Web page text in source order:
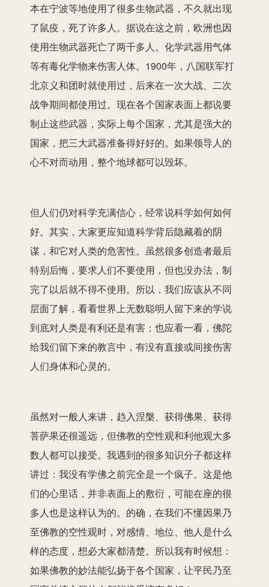
本在宁波等地使用了很多生物武器，不久就出现
了鼠疫，死了许多人。据说在这之前，欧洲也因
使用生物武器死亡了两千多人。化学武器用气体
等有毒化学物来伤害人体。1900年，八国联军打
北京义和团时就使用过，后来在一次大战、二次
战争期间都使用过。现在各个国家表面上都说要
制止这些武器，实际上每个国家，尤其是强大的
国家，把三大武器准备得好好的。如果领导人的
心不对而动用，整个地球都可以毁坏。
但人们仍对科学充满信心，经常说科学如何如何
好。其实，大家更应知道科学背后隐藏着的阴
谋，和它对人类的危害性。虽然很多创造者最后
特别后悔，要求人们不要使用，但也没办法，制
完了以后就不得不使用。所以，我们应该从不同
层面了解，看看世界上无数聪明人留下来的学说
到底对人类是有利还是有害；也应看一看，佛陀
给我们留下来的教言中，有没有直接或间接伤害
人们身体和心灵的。
虽然对一般人来讲，趋入涅槃、获得佛果、获得
菩萨果还很遥远，但佛教的空性观和利他观大多
数人都可以接受。我遇到的很多知识分子都这样
讲过：我没有学佛之前完全是一个疯子。这是他
们的心里话，并非表面上的敷衍，可能在座的很
多人也是这样认为的。的确，在我们不懂因果乃
至佛教的空性观时，对感情、地位、他人是什么
样的态度，想必大家都清楚。所以我有时候想：
如果佛教的妙法能弘扬于各个国家，让平民乃至